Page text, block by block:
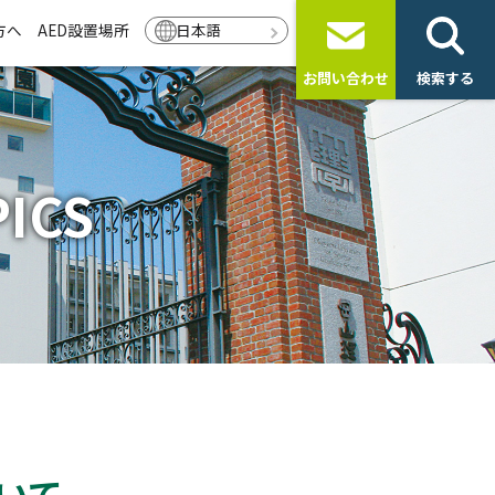
へ AED設置場所 日本語
お問い合わせ 検索する